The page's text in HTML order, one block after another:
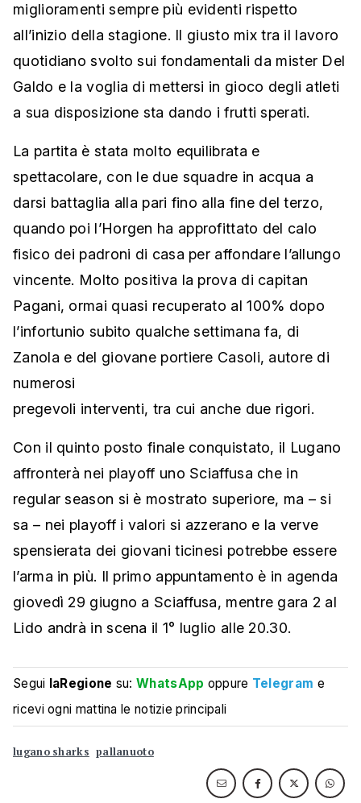
miglioramenti sempre più evidenti rispetto
all’inizio della stagione. Il giusto mix tra il lavoro
quotidiano svolto sui fondamentali da mister Del
Galdo e la voglia di mettersi in gioco degli atleti
a sua disposizione sta dando i frutti sperati.
La partita è stata molto equilibrata e
spettacolare, con le due squadre in acqua a
darsi battaglia alla pari fino alla fine del terzo,
quando poi l’Horgen ha approfittato del calo
fisico dei padroni di casa per affondare l’allungo
vincente. Molto positiva la prova di capitan
Pagani, ormai quasi recuperato al 100% dopo
l’infortunio subito qualche settimana fa, di
Zanola e del giovane portiere Casoli, autore di
numerosi
pregevoli interventi, tra cui anche due rigori.
Con il quinto posto finale conquistato, il Lugano
affronterà nei playoff uno Sciaffusa che in
regular season si è mostrato superiore, ma – si
sa – nei playoff i valori si azzerano e la verve
spensierata dei giovani ticinesi potrebbe essere
l’arma in più. Il primo appuntamento è in agenda
giovedì 29 giugno a Sciaffusa, mentre gara 2 al
Lido andrà in scena il 1° luglio alle 20.30.
Segui laRegione su:WhatsApp oppure Telegram e
ricevi ogni mattina le notizie principali
lugano sharks pallanuoto